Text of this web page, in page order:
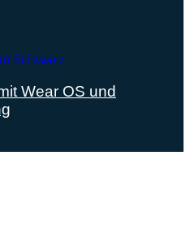
Wear OS und